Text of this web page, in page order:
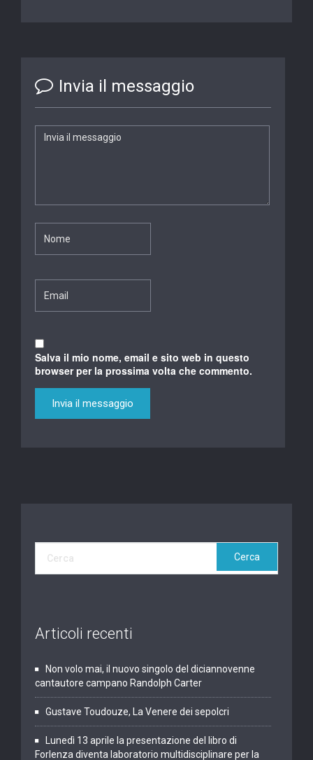
Invia il messaggio
Salva il mio nome, email e sito web in questo
browser per la prossima volta che commento.
Articoli recenti
Non volo mai, il nuovo singolo del diciannovenne
cantautore campano Randolph Carter
Gustave Toudouze, La Venere dei sepolcri
Lunedì 13 aprile la presentazione del libro di
Forlenza diventa laboratorio multidisciplinare per la